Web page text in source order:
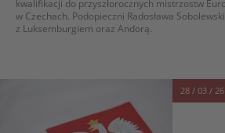
kwalifikacji do przyszłorocznych mistrzostw
w Czechach. Podopieczni Radosława
z Luksemburgiem oraz Andorą.
28 / 03 / 26